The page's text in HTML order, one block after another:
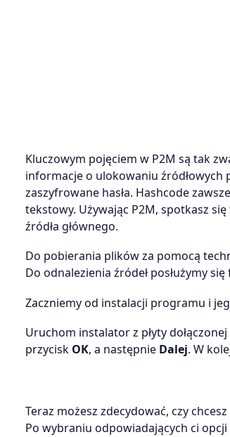
Kluczowym pojęciem w P2M są tak
informacje o ulokowaniu źródłowych
zaszyfrowane hasła. Hashcode
tekstowy. Używając P2M, spotkasz
źródła głównego.
Do pobierania plików za pomocą
Do odnalezienia źródeł posłużymy
Zaczniemy od instalacji programu i
Uruchom instalator z płyty
przycisk OK, a następnie Dalej. W
Teraz możesz zdecydować, czy
Po wybraniu odpowiadających ci